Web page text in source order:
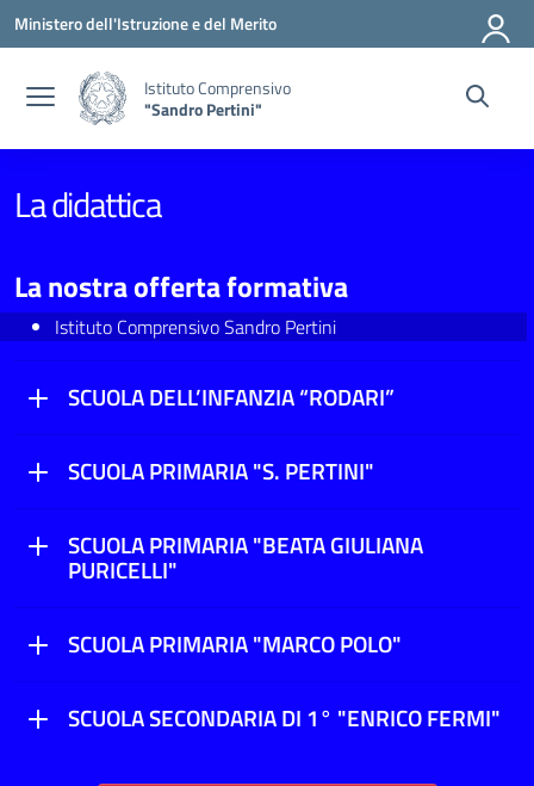
Vai ai contenuti
Vai al menu di navigazione
Vai al footer
Ministero dell'Istruzione e del Merito
Istituto Comprensivo
"Sandro Pertini"
La didattica
La nostra offerta formativa
Istituto Comprensivo Sandro Pertini
SCUOLA DELL’INFANZIA “RODARI”
SCUOLA PRIMARIA "S. PERTINI"
SCUOLA PRIMARIA "BEATA GIULIANA
PURICELLI"
SCUOLA PRIMARIA "MARCO POLO"
SCUOLA SECONDARIA DI 1° "ENRICO FERMI"